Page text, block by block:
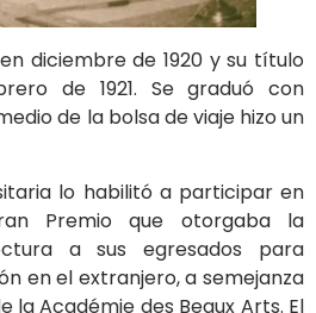
diciembre de 1920 y su título
de 1921. Se graduó con
de la bolsa de viaje hizo un
lo habilitó a participar en
Premio que otorgaba la
a sus egresados para
en el extranjero, a semejanza
la Académie des Beaux Arts. El